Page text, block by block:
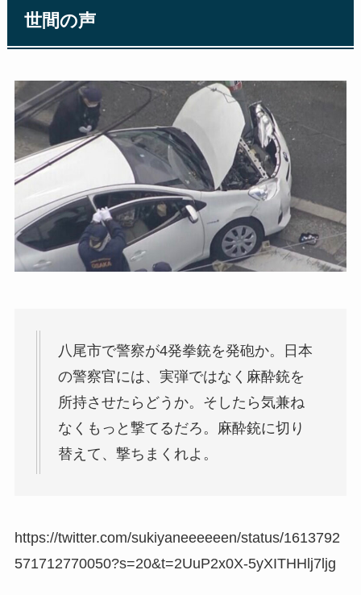
世間の声
八尾市で警察が4発拳銃を発砲か。日本
の警察官には、実弾ではなく麻酔銃を
所持させたらどうか。そしたら気兼ね
なくもっと撃てるだろ。麻酔銃に切り
替えて、撃ちまくれよ。
https://twitter.com/sukiyaneeeeeen/status/1613792
571712770050?s=20&t=2UuP2x0X-5yXITHHlj7ljg